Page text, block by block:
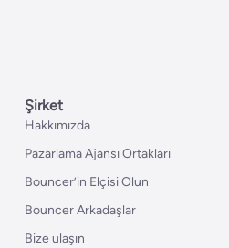
Şirket
Hakkımızda
Pazarlama Ajansı Ortakları
Bouncer’in Elçisi Olun
Bouncer Arkadaşlar
Bize ulaşın